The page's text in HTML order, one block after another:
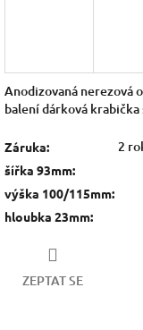
Anodizovaná nerezová
balení dárková krabička
Záruka: 2
šířka 93mm:
výška 100/115mm:
hloubka 23mm:
ZEPTAT SE